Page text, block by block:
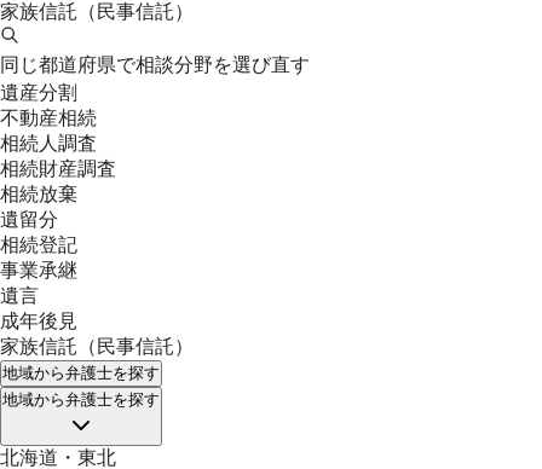
家族信託（民事信託）
同じ都道府県で相談分野を選び直す
遺産分割
不動産相続
相続人調査
相続財産調査
相続放棄
遺留分
相続登記
事業承継
遺言
成年後見
家族信託（民事信託）
地域から弁護士を探す
地域から弁護士を探す
北海道・東北